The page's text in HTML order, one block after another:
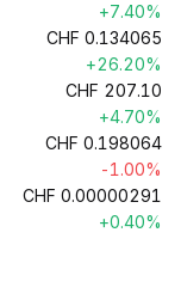
+7.40%
CHF 0.134065
+26.20%
CHF 207.10
+4.70%
CHF 0.198064
-1.00%
CHF 0.00000291
+0.40%